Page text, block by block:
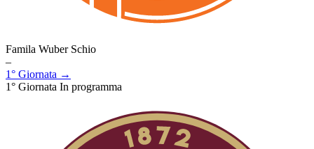
Famila Wuber Schio
–
1° Giornata →
1° Giornata In programma